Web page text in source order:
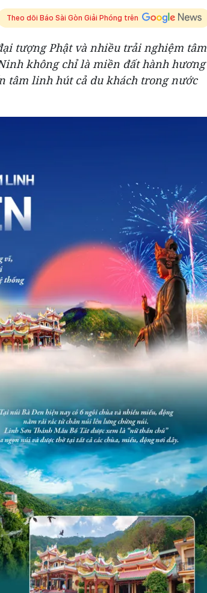
Theo dõi Báo Sài Gòn Giải Phóng trên
tượng Phật và nhiều trải nghiệm tâm
không chỉ là miền đất hành hương
tâm linh hút cả du khách trong nước